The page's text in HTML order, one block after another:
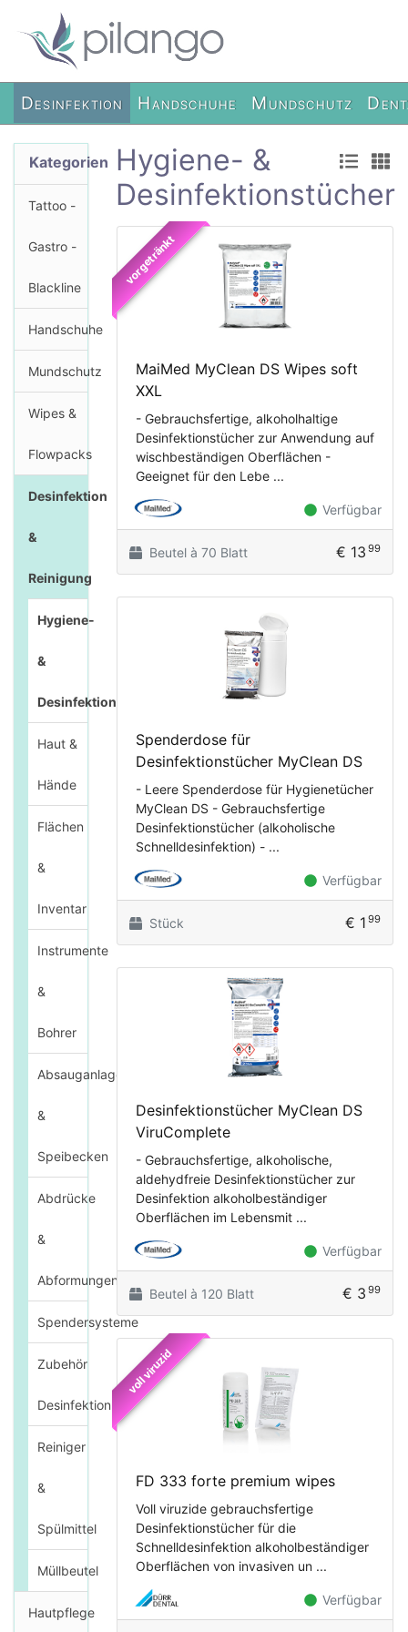
Desinfektion Handschuhe Mundschutz
Kategorien
Tattoo -
Gastro -
Blackline
Handschuhe
Mundschutz
Wipes &
Flowpacks
Desinfektion
&
Reinigung
Hygiene-
&
Desinfektionstücher
Haut &
Hände
Flächen
&
Inventar
Instrumente
&
Bohrer
Absauganlagen
&
Speibecken
Abdrücke
&
Abformungen
Spendersysteme
Zubehör
Desinfektion
Reiniger
&
Spülmittel
Müllbeutel
Hautpflege
Hygiene- &
Desinfektionstücher
vorgetränkt
MaiMed MyClean DS Wipes soft
XXL
- Gebrauchsfertige, alkoholhaltige
Desinfektionstücher zur Anwendung auf
wischbeständigen Oberflächen -
Geeignet für den Lebe ...
Verfügbar
Beutel à 70 Blatt € 13 99
Spenderdose für
Desinfektionstücher MyClean DS
- Leere Spenderdose für Hygienetücher
MyClean DS - Gebrauchsfertige
Desinfektionstücher (alkoholische
Schnelldesinfektion) - ...
Verfügbar
Stück € 1 99
Desinfektionstücher MyClean DS
ViruComplete
- Gebrauchsfertige, alkoholische,
aldehydfreie Desinfektionstücher zur
Desinfektion alkoholbeständiger
Oberflächen im Lebensmit ...
Verfügbar
Beutel à 120 Blatt € 3 99
voll viruzid
FD 333 forte premium wipes
Voll viruzide gebrauchsfertige
Desinfektionstücher für die
Schnelldesinfektion alkoholbeständiger
Oberflächen von invasiven un ...
Verfügbar